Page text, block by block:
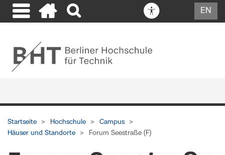
EN
Startseite Hochschule
Campus
Häuser und Standorte
Forum Seestraße (F)